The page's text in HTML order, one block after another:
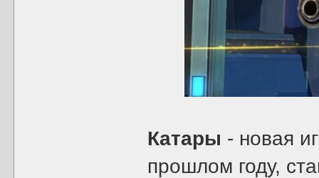
Катары - новая
прошлом году,